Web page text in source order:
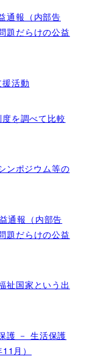
通報（内部告
題だらけの公益
活動
を調べて比較
ンポジウム等の
通報（内部告
題だらけの公益
祉国家という出
護 － 生活保護
月）